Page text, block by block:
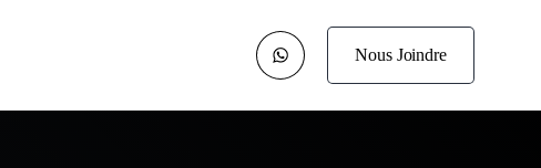
Nous Joindre